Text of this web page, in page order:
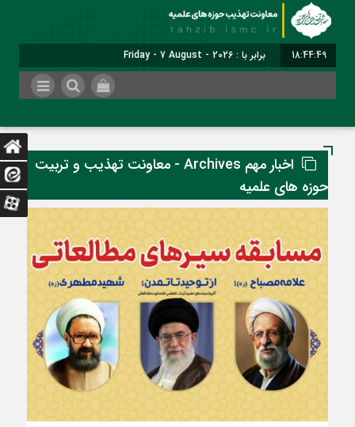
18:44:50 برابر با : Friday - 7 August - 2026
اخبار مهم Archives - معاونت تهذیب و تربیت
حوزه های علمیه